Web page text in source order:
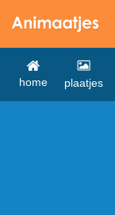
home plaatjes